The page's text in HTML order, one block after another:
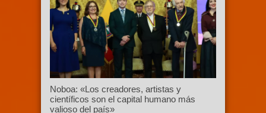
Noboa: «Los creadores, artistas y
científicos son el capital humano más
valioso del país»